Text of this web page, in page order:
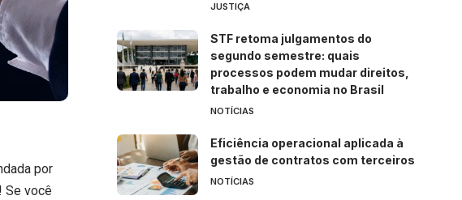
por
Se você
JUSTIÇA
STF retoma julgamentos do
segundo semestre: quais
processos podem mudar direitos,
trabalho e economia no Brasil
NOTÍCIAS
Eficiência operacional aplicada à
gestão de contratos com terceiros
NOTÍCIAS